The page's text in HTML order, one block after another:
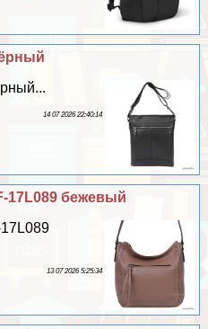
14 07 2026 22:40:14
17L089 бежевый
13 07 2026 5:25:34